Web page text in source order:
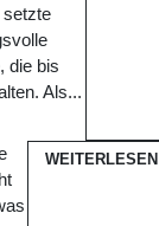
setzte
die bis
Als...
WEITERLESEN